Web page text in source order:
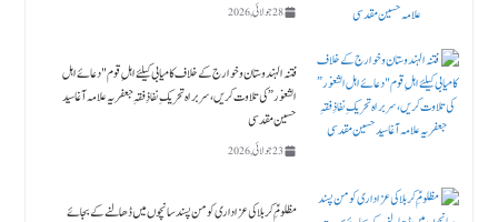
مظلومِؑ کربلا کی عزاداری کو من پسند سانچوں میں ڈھالنے کے بجائے
سیرتِ زینبؑ و زین العابدینؑ کی اتباع کی جائے۔ علامہ آغا حسین
مقدسی